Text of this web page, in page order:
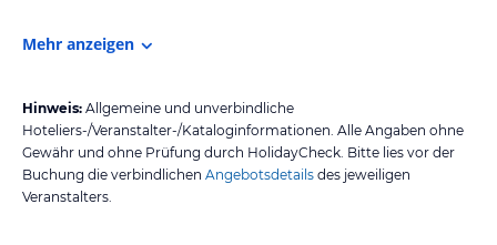
Mehr anzeigen
Hinweis: Allgemeine und unverbindliche
Hoteliers-/Veranstalter-/Kataloginformationen. Alle Angaben ohne
Gewähr und ohne Prüfung durch HolidayCheck. Bitte lies vor der
Buchung die verbindlichen Angebotsdetails des jeweiligen
Veranstalters.